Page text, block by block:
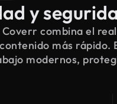
y
combina el
más rápido.
modernos,